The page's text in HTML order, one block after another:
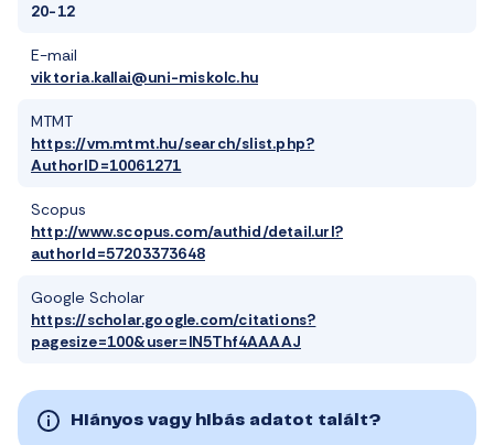
20-12
E-mail
viktoria.kallai@uni-miskolc.hu
MTMT
https://vm.mtmt.hu/search/slist.php?
AuthorID=10061271
Scopus
http://www.scopus.com/authid/detail.url?
authorId=57203373648
Google Scholar
https://scholar.google.com/citations?
pagesize=100&user=lN5Thf4AAAAJ
Hiányos vagy hibás adatot talált?